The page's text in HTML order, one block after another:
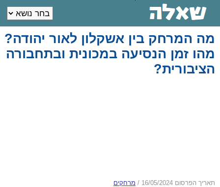
מה המרחק בין אשקלון לאור יהודה?
מהו זמן הנסיעה במכונית ובתחבורה
הציבורית?
תאריך הפרסום 16/05/2024 / מרחקים